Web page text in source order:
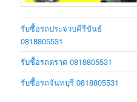
รับซื้อรถประจวบคีรีขันธ์
0818805531
รับซื้อรถตราด 0818805531
รับซื้อรถจันทบุรี 0818805531